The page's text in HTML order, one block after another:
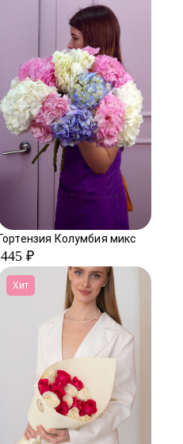
Колумбия микс
445 ₽
Хит